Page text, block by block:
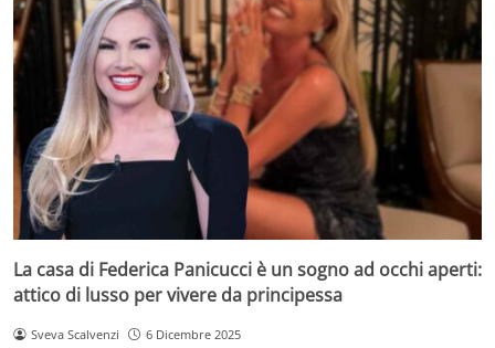
La casa di Federica Panicucci è un sogno ad occhi aperti:
attico di lusso per vivere da principessa
Sveva Scalvenzi 6 Dicembre 2025